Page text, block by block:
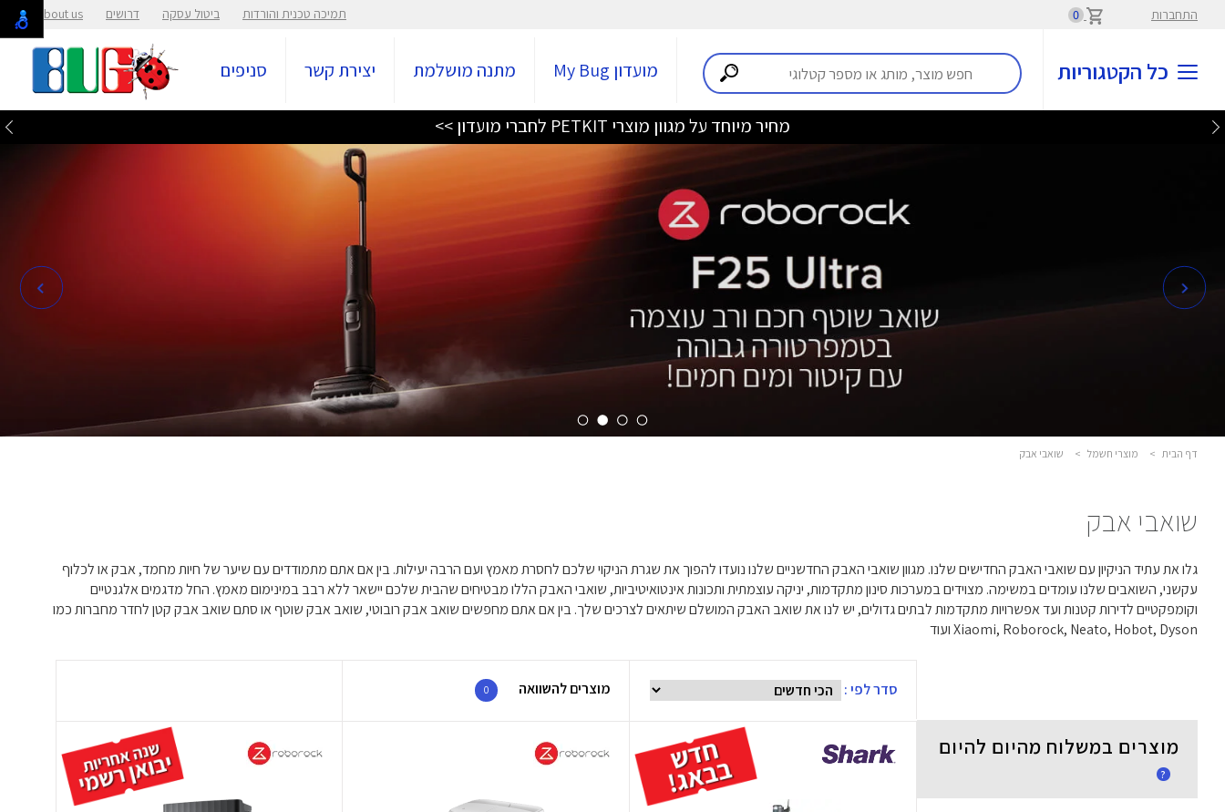
התחברות 0 תמיכה טכנית והורדות ביטול עסקה דרושים About us
כל הקטגוריות מועדון My Bug מתנה מושלמת יצירת קשר סניפים
מחיר מיוחד על מגוון מוצרי PETKIT לחברי מועדון >>
דף הבית > מוצרי חשמל > שואבי אבק
שואבי אבק
גלו את עתיד הניקיון עם שואבי האבק החדישים שלנו. מגוון שואבי האבק החדשניים שלנו נועדו להפוך את שגרת הניקוי שלכם לחסרת מאמץ ועם הרבה יעילות. בין אם אתם מתמודדים עם שיער של חיות מחמד, אבק או לכלוף
עקשני, השואבים שלנו עומדים במשימה. מצוידים במערכות סינון מתקדמות, יניקה עוצמתית ותכונות אינטואיטיביות, שואבי האבק הללו מבטיחים שהבית שלכם יישאר ללא רבב במינימום מאמץ. החל מדגמים אלגנטיים
וקומפקטיים לדירות קטנות ועד אפשרויות מתקדמות לבתים גדולים, יש לנו את שואב האבק המושלם שיתאים לצרכים שלך. בין אם אתם מחפשים שואב אבק רובוטי, שואב אבק שוטף או סתם שואב אבק קטן לחדר מחברות כמו
Xiaomi, Roborock, Neato, Hobot, Dyson ועוד
סדר לפי : מוצרים להשוואה 0
מוצרים במשלוח מהיום להיום
?